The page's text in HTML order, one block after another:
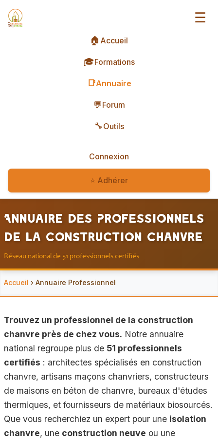
☰
🏠 Accueil
🎓Formations
📑Annuaire
💬Forum
🔧Outils
Connexion
⭐ Adhérer
Annuaire des Professionnels
de la Construction Chanvre
Réseau national de 51 professionnels certifiés
Accueil › Annuaire Professionnel
Trouvez un professionnel de la construction
chanvre près de chez vous. Notre annuaire
national regroupe plus de 51 professionnels
certifiés : architectes spécialisés en construction
chanvre, artisans maçons chanvriers, constructeurs
de maisons en béton de chanvre, bureaux d'études
thermiques, et fournisseurs de matériaux biosourcés.
Que vous recherchiez un expert pour une isolation
chanvre, une construction neuve ou une